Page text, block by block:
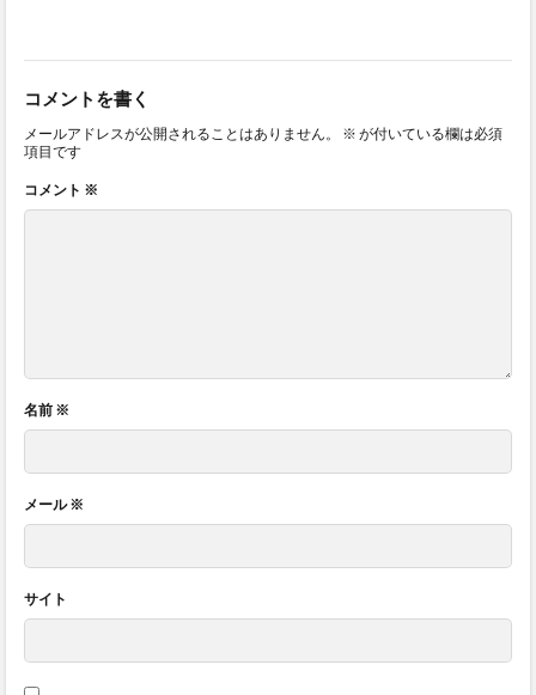
コメントを書く
メールアドレスが公開されることはありません。 ※ が付いている欄は必須
項目です
コメント ※
名前 ※
メール※
サイト